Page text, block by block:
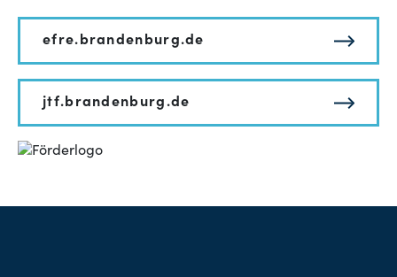
efre.brandenburg.de
jtf.brandenburg.de